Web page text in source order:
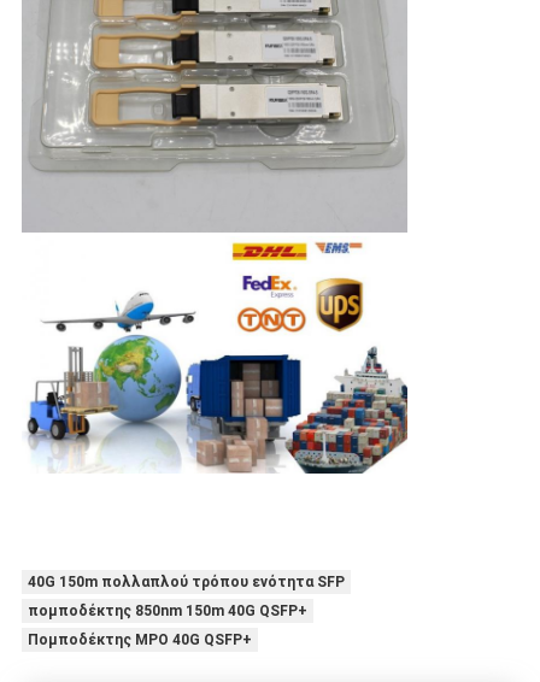
40G 150m πολλαπλού τρόπου ενότητα SFP
πομποδέκτης 850nm 150m 40G QSFP+
Πομποδέκτης MPO 40G QSFP+